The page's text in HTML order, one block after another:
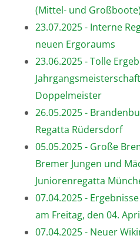
(Mittel- und
23.07.2025 - Interne
neuen Ergoraums
23.06.2025 - Tolle
Doppelmeister
26.05.2025 -
Regatta Rüdersdorf
05.05.2025 - Große
Bremer Jungen und
Juniorenregatta
07.04.2025 -
am Freitag, den 04.
07.04.2025 - Neuer